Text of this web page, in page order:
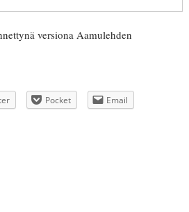
versiona Aamulehden
Pocket Email